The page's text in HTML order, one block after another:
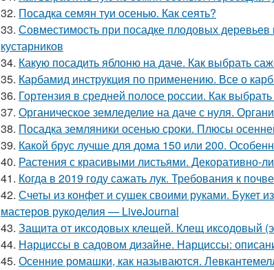
32. Посадка семян туи осенью. Как сеять?
33. Совместимость при посадке плодовых
кустарников
34. Какую посадить яблоню на даче. Как выбрать
35. Карбамид инструкция по применению. Все о
36. Гортензия в средней полосе россии. Как
37. Органическое земледелие на даче с нуля.
38. Посадка земляники осенью сроки. Плюсы
39. Какой брус лучше для дома 150 или 200.
40. Растения с красивыми листьями. Декоративно-
41. Когда в 2019 году сажать лук. Требования к почве
42. Счеты из конфет и сушек своими руками. Букет
мастеров рукоделия — LiveJournal
43. Защита от иксодовых клещей. Клещ иксодовый
44. Нарциссы в садовом дизайне. Нарциссы:
45. Осенние ромашки, как называются.